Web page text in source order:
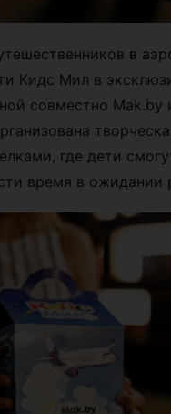
в
Кидс Мил в
совместно Mak.by
где дети
время в ожидании